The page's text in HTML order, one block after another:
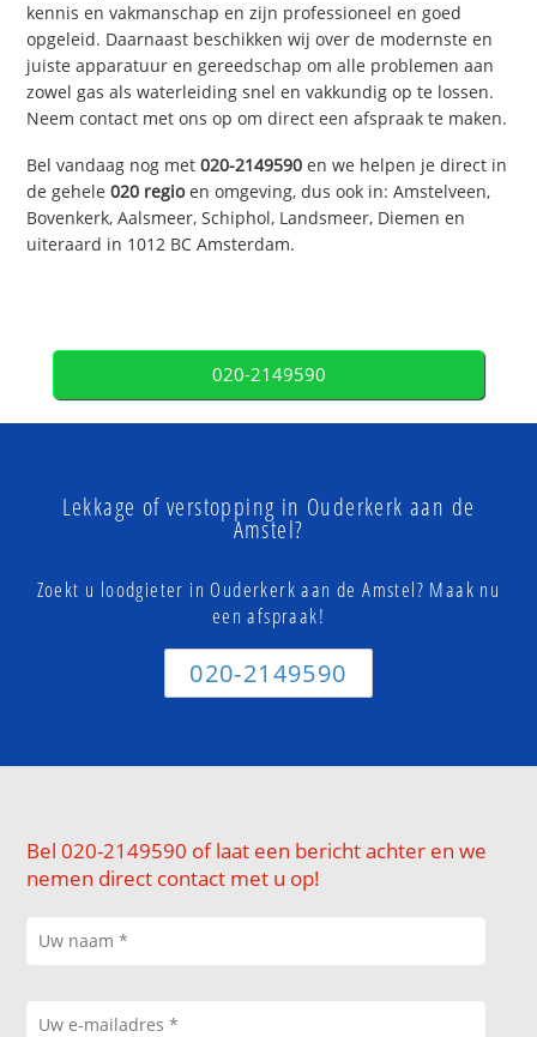
kennis en vakmanschap en zijn professioneel en goed
opgeleid. Daarnaast beschikken wij over de modernste en
juiste apparatuur en gereedschap om alle problemen aan
zowel gas als waterleiding snel en vakkundig op te lossen.
Neem contact met ons op om direct een afspraak te maken.
Bel vandaag nog met020-2149590 en we helpen je direct in
de gehele020 regioen omgeving, dus ook in: Amstelveen,
Bovenkerk, Aalsmeer, Schiphol, Landsmeer, Diemen en
uiteraard in 1012 BC Amsterdam.
020-2149590
Lekkage of verstopping in Ouderkerk aan de
Amstel?
Zoekt u loodgieter in Ouderkerk aan de Amstel? Maak nu
een afspraak!
020-2149590
Bel 020-2149590 of laat een bericht achter en we
nemen direct contact met u op!